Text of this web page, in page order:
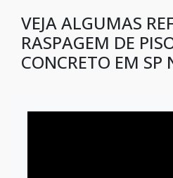
Raspagem de piso de
Valor do autonivelante
VEJA ALGUMAS
RASPAGEM DE
CONCRETO EM SP